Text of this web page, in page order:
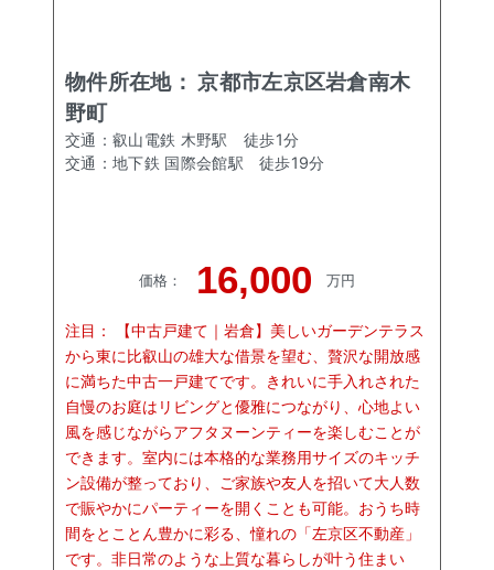
物件所在地：京都市左京区岩倉南木
野町
交通： 叡山電鉄 木野駅 徒歩1分
交通： 地下鉄 国際会館駅 徒歩19分
価格 ： 16,000 万円
注目：
【中古戸建て｜岩倉】美しいガーデンテラス
から東に比叡山の雄大な借景を望む、贅沢な開放感
に満ちた中古一戸建てです。きれいに手入れされた
自慢のお庭はリビングと優雅につながり、心地よい
風を感じながらアフタヌーンティーを楽しむことが
できます。室内には本格的な業務用サイズのキッチ
ン設備が整っており、ご家族や友人を招いて大人数
で賑やかにパーティーを開くことも可能。おうち時
間をとことん豊かに彩る、憧れの「左京区不動産」
です。非日常のような上質な暮らしが叶う住まい